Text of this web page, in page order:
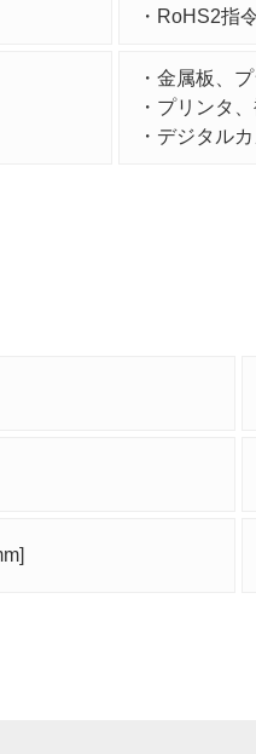
・RoHS2指
・金属板、
・プリンタ
・デジタル